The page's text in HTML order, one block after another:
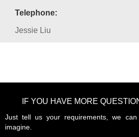
Telephone:
Jessie Liu
IF YOU HAVE MORE
Just tell us your requirements, we
imagine.